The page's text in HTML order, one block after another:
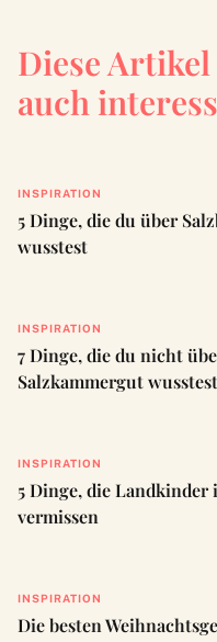
Diese
auch
INSPIRATION
5 Dinge, die du über
wusstest
INSPIRATION
7 Dinge, die du nicht
Salzkammergut wusstest
INSPIRATION
5 Dinge, die Landkinder
vermissen
INSPIRATION
Die besten